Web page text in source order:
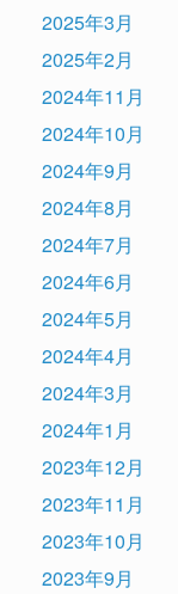
2025年3月
2025年2月
2024年11月
2024年10月
2024年9月
2024年8月
2024年7月
2024年6月
2024年5月
2024年4月
2024年3月
2024年1月
2023年12月
2023年11月
2023年10月
2023年9月